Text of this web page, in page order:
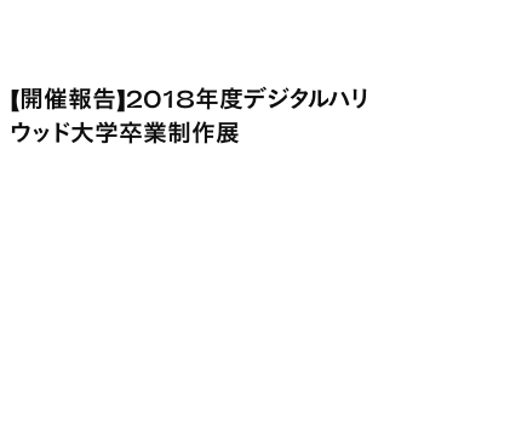
【開催報告】2018年度デジタルハリ
ウッド大学卒業制作展